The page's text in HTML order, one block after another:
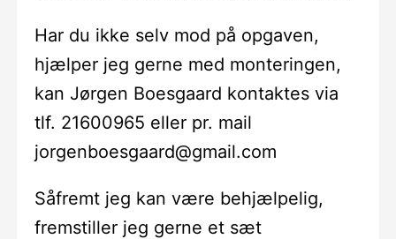
Har du ikke selv mod på opgaven,
hjælper jeg gerne med monteringen,
kan Jørgen Boesgaard kontaktes via
tlf. 21600965 eller pr. mail
jorgenboesgaard@gmail.com
Såfremt jeg kan være behjælpelig,
fremstiller jeg gerne et sæt